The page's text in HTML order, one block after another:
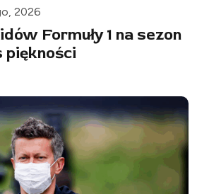
2026
Formuły 1 na sezon
piękności